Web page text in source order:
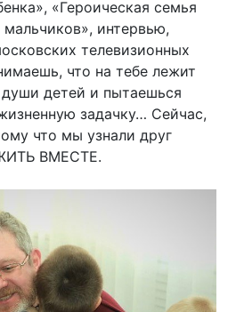
«Героическая семья
интервью,
телевизионных
что на тебе лежит
души детей и пытаешься
задачку… Сейчас,
что мы узнали друг
ВМЕСТЕ.